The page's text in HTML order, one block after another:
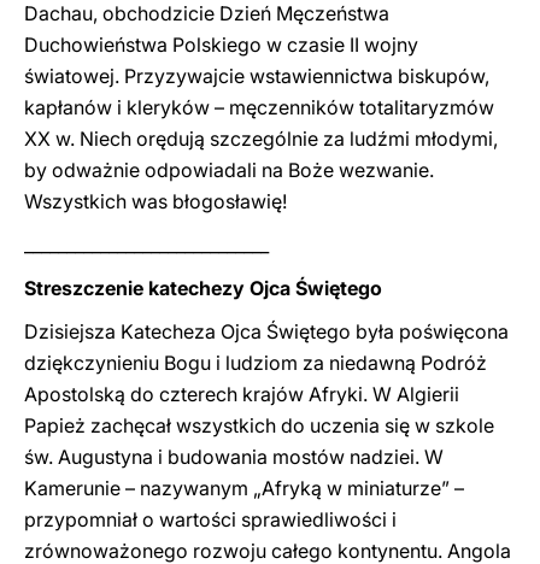
Dachau, obchodzicie Dzień Męczeństwa
Duchowieństwa Polskiego w czasie II wojny
światowej. Przyzywajcie wstawiennictwa biskupów,
kapłanów i kleryków – męczenników totalitaryzmów
XX w. Niech orędują szczególnie za ludźmi młodymi,
by odważnie odpowiadali na Boże wezwanie.
Wszystkich was błogosławię!
Streszczenie katechezy Ojca Świętego
Dzisiejsza Katecheza Ojca Świętego była poświęcona
dziękczynieniu Bogu i ludziom za niedawną Podróż
Apostolską do czterech krajów Afryki. W Algierii
Papież zachęcał wszystkich do uczenia się w szkole
św. Augustyna i budowania mostów nadziei. W
Kamerunie – nazywanym „Afryką w miniaturze” –
przypomniał o wartości sprawiedliwości i
zrównoważonego rozwoju całego kontynentu. Angola